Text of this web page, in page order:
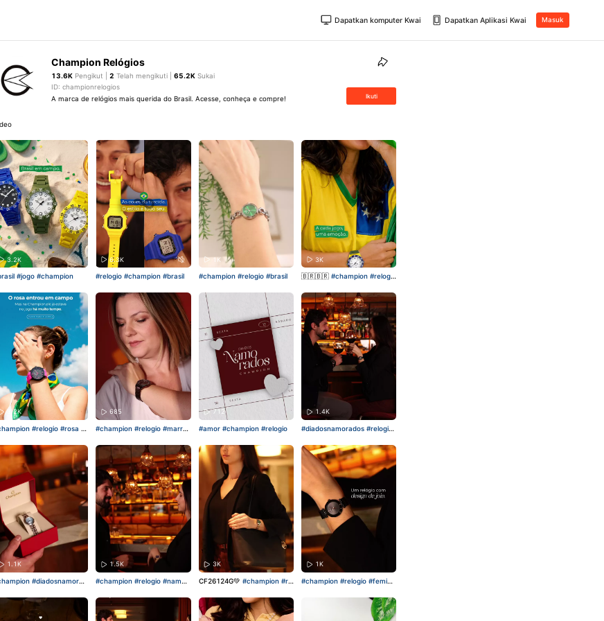
Dapatkan komputer Kwai Dapatkan Aplikasi Kwai Masuk
Champion Relógios
13.6K Pengikut |2 Telah mengikuti |65.2K Sukai
ID: championrelogios
A marca de relógios mais querida do Brasil. Acesse, conheça e compre!
Ikuti
3.2K
#jogo #champion
6.3K
#relogio #champion #brasil
1K
#champion #relogio #brasil
3K
🇧🇷🇧🇷#champion #relogio
3.2K
#relogio #rosa #t
685
#champion #relogio #marro
712
#amor #champion #relogio
1.4K
#diadosnamorados #relogio
1.1K
#diadosnamorad
1.5K
#champion #relogio #namor
3K
CF26124G💚 #champion #rel
dosnamorados
1K
#champion #relogio #femini